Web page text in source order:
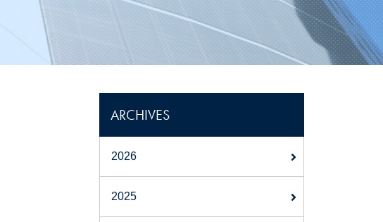
ARCHIVES
2026
2025